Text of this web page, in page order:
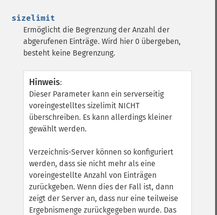
sizelimit
Ermöglicht die Begrenzung der Anzahl der
abgerufenen Einträge. Wird hier 0 übergeben,
besteht keine Begrenzung.
Hinweis:
Dieser Parameter kann ein serverseitig
voreingestelltes sizelimit NICHT
überschreiben. Es kann allerdings kleiner
gewählt werden.
Verzeichnis-Server können so konfiguriert
werden, dass sie nicht mehr als eine
voreingestellte Anzahl von Einträgen
zurückgeben. Wenn dies der Fall ist, dann
zeigt der Server an, dass nur eine teilweise
Ergebnismenge zurückgegeben wurde. Das